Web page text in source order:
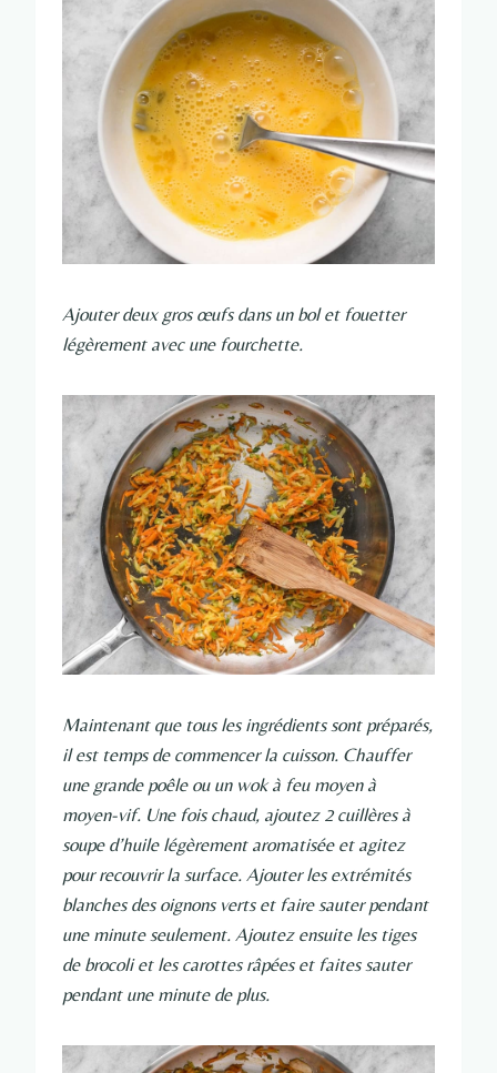
Ajouter deux gros œufs dans un bol et fouetter
légèrement avec une fourchette.
Maintenant que tous les ingrédients sont préparés,
il est temps de commencer la cuisson. Chauffer
une grande poêle ou un wok à feu moyen à
moyen-vif. Une fois chaud, ajoutez 2 cuillères à
soupe d’huile légèrement aromatisée et agitez
pour recouvrir la surface. Ajouter les extrémités
blanches des oignons verts et faire sauter pendant
une minute seulement. Ajoutez ensuite les tiges
de brocoli et les carottes râpées et faites sauter
pendant une minute de plus.